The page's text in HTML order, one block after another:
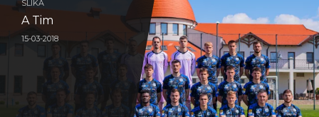
SLIKA
A Tim
15-03-2018